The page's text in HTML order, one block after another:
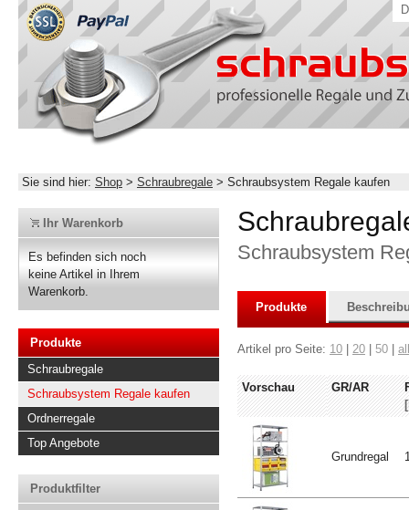
Sie sind hier: Shop > Schraubregale > Schraubsystem Regale kaufen
Ihr Warenkorb
Es befinden sich noch
keine Artikel in Ihrem
Warenkorb.
Produkte
Schraubregale
Schraubsystem Regale kaufen
Ordnerregale
Top Angebote
Produktfilter
Schraubsystem
Produkte
Artikel pro Seite: 10 20 50 all
Vorschau GR/AR
Grundregal